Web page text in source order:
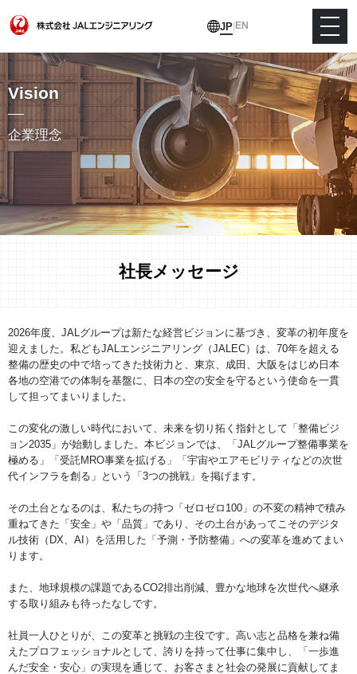
JP| EN
Vision
企業理念
社長メッセージ
2026年度、JALグループは新たな経営ビジョンに基づき、変革の初年度を
迎えました。私どもJALエンジニアリング（JALEC）は、70年を超える
整備の歴史の中で培ってきた技術力と、東京、成田、大阪をはじめ日本
各地の空港での体制を基盤に、日本の空の安全を守るという使命を一貫
して担ってまいりました。
この変化の激しい時代において、未来を切り拓く指針として「整備ビジ
ョン2035」が始動しました。本ビジョンでは、「JALグループ整備事業を
極める」「受託MRO事業を拡げる」「宇宙やエアモビリティなどの次世
代インフラを創る」という「3つの挑戦」を掲げます。
その土台となるのは、私たちの持つ「ゼロゼロ100」の不変の精神で積み
重ねてきた「安全」や「品質」であり、その土台があってこそのデジタ
ル技術（DX、AI）を活用した「予測・予防整備」への変革を進めてまい
ります。
また、地球規模の課題であるCO2排出削減、豊かな地球を次世代へ継承
する取り組みも待ったなしです。
社員一人ひとりが、この変革と挑戦の主役です。高い志と品格を兼ね備
えたプロフェッショナルとして、誇りを持って仕事に集中し、「一歩進
んだ安全・安心」の実現を通じて、お客さまと社会の発展に貢献してま